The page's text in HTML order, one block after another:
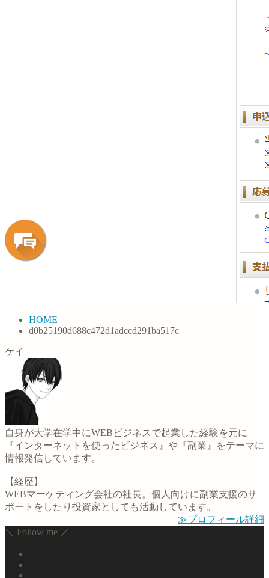
HOME
d0b25190d688c472d1adccd291ba517c
ケイ
自身が大学在学中にWEBビジネスで起業した経験を元に
『インターネットを使ったビジネス』や『副業』をテーマに
情報発信しています。
【経歴】
WEBマーケティング会社の社長。個人向けに副業支援のサ
ポートをしたり投資家としても活動しています。
≫プロフィール詳細
＼ Follow me ／